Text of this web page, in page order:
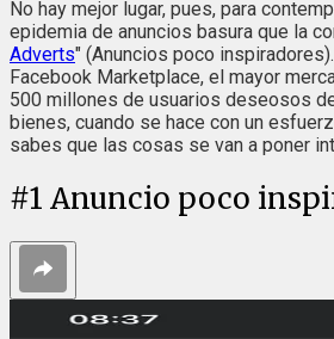
No hay mejor lugar, pues, para
epidemia de anuncios basura que la
Adverts" (Anuncios poco
Facebook Marketplace, el mayor
500 millones de usuarios deseosos
bienes, cuando se hace con un
sabes que las cosas se van a poner
#1 Anuncio poco